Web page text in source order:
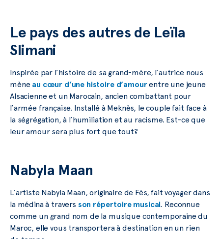
Le pays des autres de Leïla
Slimani
Inspirée par l’histoire de sa grand-mère, l’autrice nous
mène au cœur d’une histoire d’amourentre une jeune
Alsacienne et un Marocain, ancien combattant pour
l’armée française. Installé à Meknès, le couple fait face à
la ségrégation, à l’humiliation et au racisme. Est-ce que
leur amour sera plus fort que tout?
Nabyla Maan
L’artiste Nabyla Maan, originaire de Fès, fait voyager dans
la médina à travers son répertoire musical. Reconnue
comme un grand nom de la musique contemporaine du
Maroc, elle vous transportera à destination en un rien